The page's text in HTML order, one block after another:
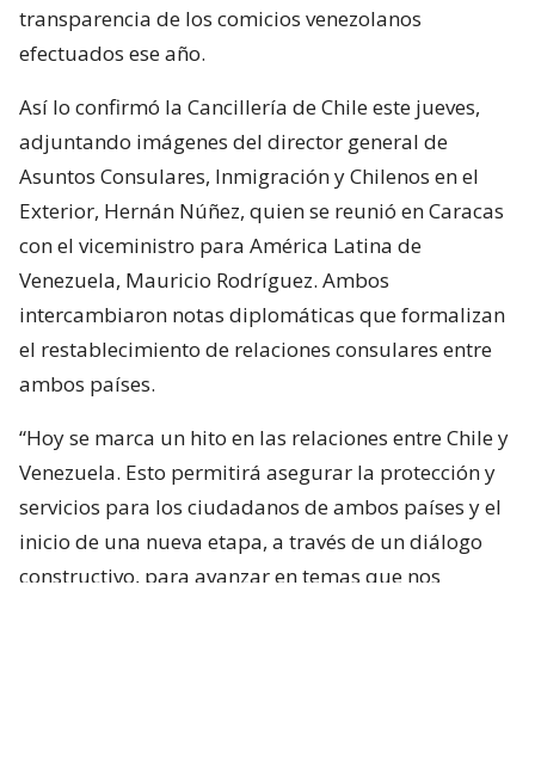
transparencia de los comicios venezolanos
efectuados ese año.
Así lo confirmó la Cancillería de Chile este jueves,
adjuntando imágenes del director general de
Asuntos Consulares, Inmigración y Chilenos en el
Exterior, Hernán Núñez, quien se reunió en Caracas
con el viceministro para América Latina de
Venezuela, Mauricio Rodríguez. Ambos
intercambiaron notas diplomáticas que formalizan
el restablecimiento de relaciones consulares entre
ambos países.
“Hoy se marca un hito en las relaciones entre Chile y
Venezuela. Esto permitirá asegurar la protección y
servicios para los ciudadanos de ambos países y el
inicio de una nueva etapa, a través de un diálogo
constructivo, para avanzar en temas que nos